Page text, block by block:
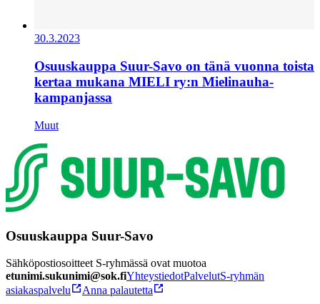
30.3.2023
Osuuskauppa Suur-Savo on tänä vuonna toista
kertaa mukana MIELI ry:n Mielinauha-
kampanjassa
Muut
Osuuskauppa Suur-Savo
Sähköpostiosoitteet S-ryhmässä ovat muotoa
etunimi.sukunimi@sok.fiYhteystiedotPalvelutS-ryhmän
asiakaspalvelu
Anna palautetta